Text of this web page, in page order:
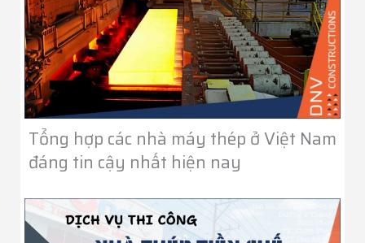
Tổng hợp các nhà máy thép ở Việt Nam
đáng tin cậy nhất hiện nay